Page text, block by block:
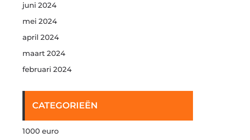
juni 2024
mei 2024
april 2024
maart 2024
februari 2024
CATEGORIEËN
1000 euro